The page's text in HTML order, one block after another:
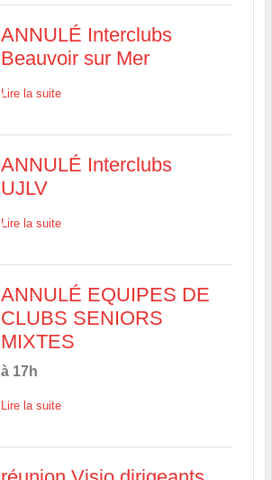
ANNULÉ Interclubs
Beauvoir sur Mer
Lire la suite
ANNULÉ Interclubs
UJLV
Lire la suite
ANNULÉ EQUIPES DE
CLUBS SENIORS
MIXTES
à 17h
Lire la suite